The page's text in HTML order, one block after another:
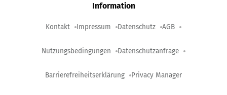
Information
Kontakt Impressum Datenschutz AGB
Nutzungsbedingungen Datenschutzanfrage
Barrierefreiheitserklärung Privacy Manager